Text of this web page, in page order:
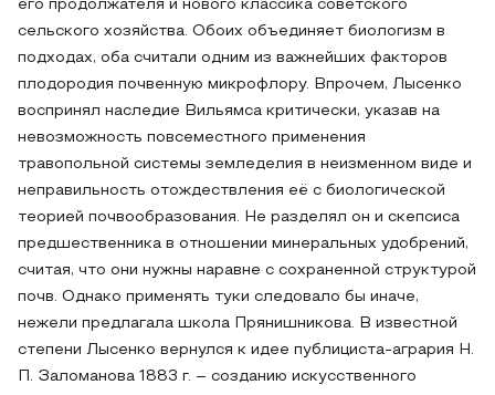
его продолжателя и нового классика советского
сельского хозяйства. Обоих объединяет биологизм в
подходах, оба считали одним из важнейших факторов
плодородия почвенную микрофлору. Впрочем, Лысенко
воспринял наследие Вильямса критически, указав на
невозможность повсеместного применения
травопольной системы земледелия в неизменном виде и
неправильность отождествления её с биологической
теорией почвообразования. Не разделял он и скепсиса
предшественника в отношении минеральных удобрений,
считая, что они нужны наравне с сохраненной структурой
почв. Однако применять туки следовало бы иначе,
нежели предлагала школа Прянишникова. В известной
степени Лысенко вернулся к идее публициста-агрария Н.
П. Заломанова 1883 г. – созданию искусственного